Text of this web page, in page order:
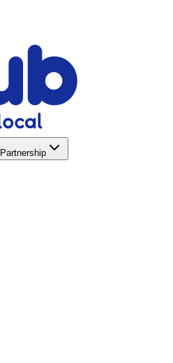
Partnership